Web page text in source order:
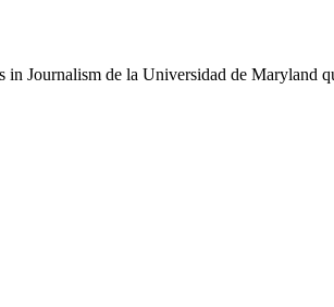
Journalism de la Universidad de